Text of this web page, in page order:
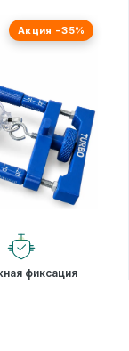
Акция −35%
фиксация